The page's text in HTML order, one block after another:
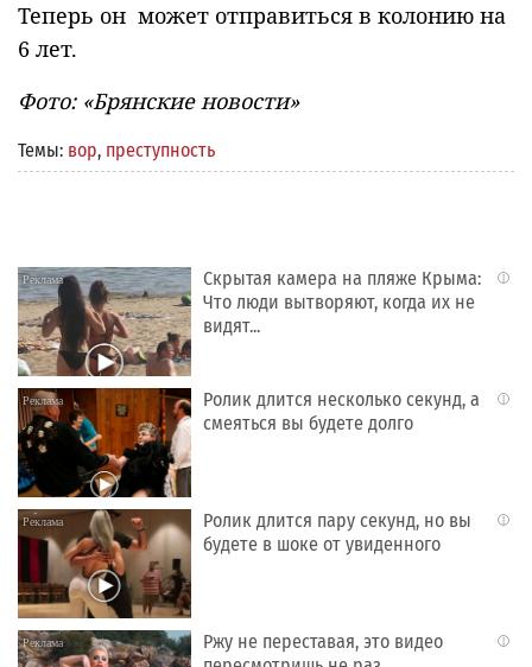
Теперь он может отправиться в колонию на
6 лет.
Фото: «Брянские новости»
Темы: вор, преступность
i
Скрытая камера на пляже Крыма:
Что люди вытворяют, когда их не
видят...
i
Ролик длится несколько секунд, а
смеяться вы будете долго
i
Ролик длится пару секунд, но вы
будете в шоке от увиденного
i
Ржу не переставая, это видео